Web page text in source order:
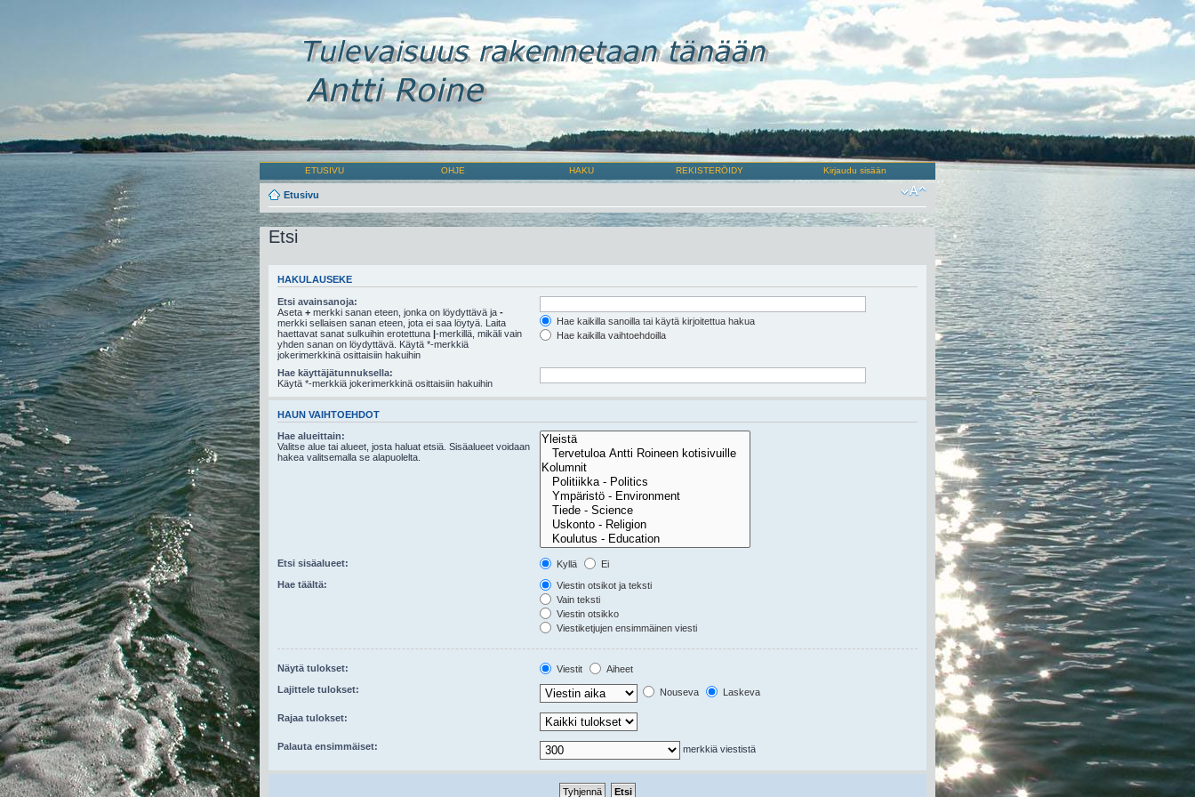
ETUSIVU OHJE HAKU REKISTERÖIDY Kirjaudu sisään
Etusivu
Etsi
HAKULAUSEKE
Etsi avainsanoja:
Aseta + merkki sanan eteen, jonka on löydyttävä ja -
merkki sellaisen sanan eteen, jota ei saa löytyä. Laita
haettavat sanat sulkuihin erotettuna |-merkillä, mikäli vain
yhden sanan on löydyttävä. Käytä *-merkkiä
jokerimerkkinä osittaisiin hakuihin
Hae kaikilla sanoilla tai käytä kirjoitettua hakua
Hae kaikilla vaihtoehdoilla
Hae käyttäjätunnuksella:
Käytä *-merkkiä jokerimerkkinä osittaisiin hakuihin
HAUN VAIHTOEHDOT
Hae alueittain:
Valitse alue tai alueet, josta haluat etsiä. Sisäalueet voidaan
hakea valitsemalla se alapuolelta.
Etsi sisäalueet: Kyllä
Ei
Hae täältä:
Viestin otsikot ja teksti
Vain teksti
Viestin otsikko
Viestiketjujen ensimmäinen viesti
Näytä tulokset: Viestit
Aiheet
Lajittele tulokset:
Nouseva Laskeva
Rajaa tulokset:
Palauta ensimmäiset: merkkiä viestistä